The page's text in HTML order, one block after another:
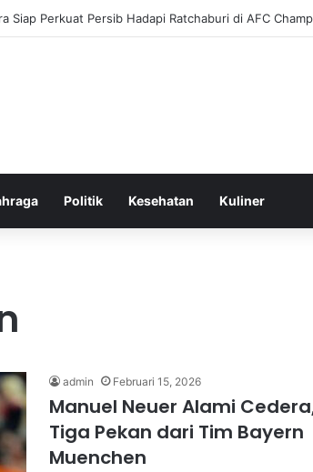
Siap Perkuat Persib Hadapi Ratchaburi di AFC
Politik Kesehatan Kuliner
admin Februari 15, 2026
Manuel Neuer Alami
Tiga Pekan dari Tim Bayern
Muenchen